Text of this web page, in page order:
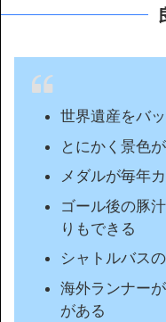
世界遺産をバ
とにかく景色
メダルが毎年
ゴール後の豚
りもできる
シャトルバス
海外ランナー
がある